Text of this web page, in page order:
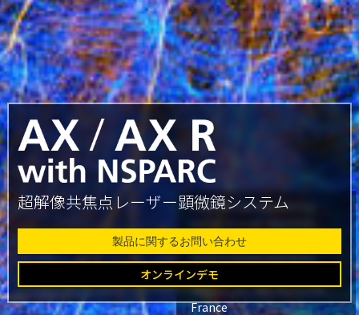
Glial cell surrounded by
culture labeled for
microtubules and actin
Dr. Christophe Leterrier,
NeuroCyto, INP, Marseille,
France
超解像共焦点レーザー顕微鏡システム
製品に関するお問い合わせ
オンラインデモ